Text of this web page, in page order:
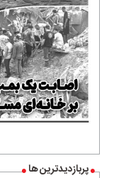
پربازدیدترین ها